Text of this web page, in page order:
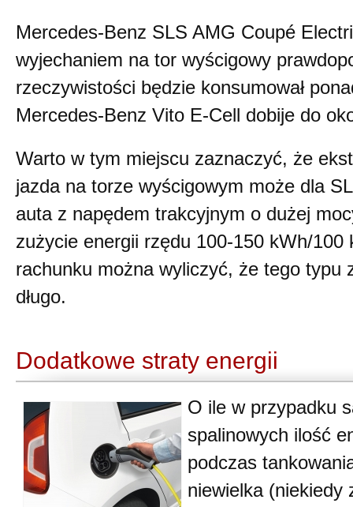
Mercedes-Benz SLS AMG Coupé
wyjechaniem na tor wyścigowy
rzeczywistości będzie konsumował
Mercedes-Benz Vito E-Cell dobije do
Warto w tym miejscu zaznaczyć, że
jazda na torze wyścigowym może dla
auta z napędem trakcyjnym o dużej
zużycie energii rzędu 100-150 kWh/100
rachunku można wyliczyć, że tego typu
długo.
Dodatkowe straty energii
O ile w przypadku
spalinowych ilość
podczas
niewielka (niekiedy